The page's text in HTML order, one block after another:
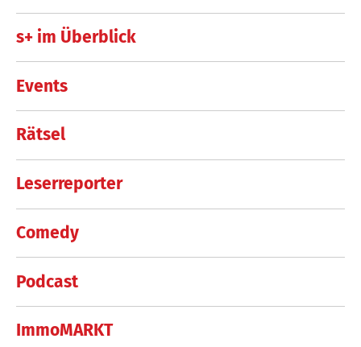
s+ im Überblick
Events
Rätsel
Leserreporter
Comedy
Podcast
ImmoMARKT